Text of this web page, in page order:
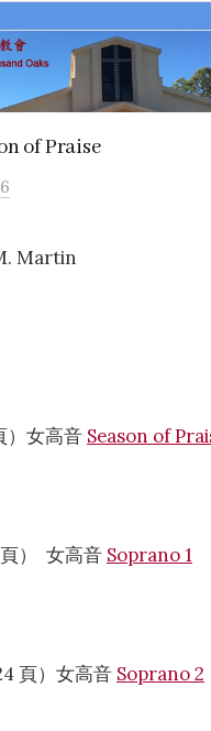
of Praise
Martin
）女高音 Season of
） 女高音 Soprano 1
頁）女高音 Soprano 2